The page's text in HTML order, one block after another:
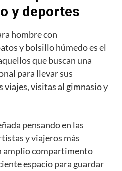
y deportes
hombre con
y bolsillo húmedo es el
que buscan una
para llevar sus
viajes, visitas al gimnasio y
pensando en las
y viajeros más
amplio compartimento
espacio para guardar